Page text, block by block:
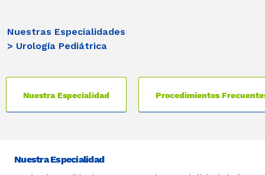
Nuestras Especialidades
> Urología Pediátrica
Nuestra Especialidad Procedimientos
Nuestra Especialidad